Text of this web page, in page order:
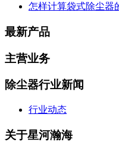
怎样计算袋式除尘器
最新产品
主营业务
除尘器行业新闻
行业动态
关于星河瀚海